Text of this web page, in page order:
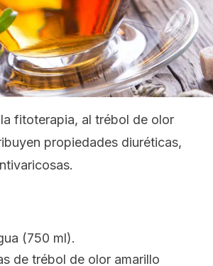
fitoterapia, al trébol de olor
propiedades diuréticas,
(750 ml).
de trébol de olor amarillo